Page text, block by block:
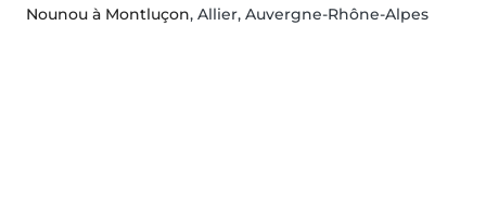
Nounou à Montluçon, Allier, Auvergne-Rhône-Alpes